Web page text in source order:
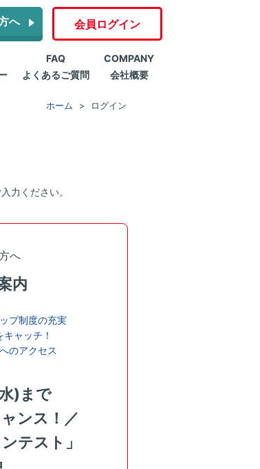
へ 会員ログイン
FAQ
よくあるご質問
COMPANY
会社概要
ホーム ログイン
力ください。
へ
内
プ制度の充実
ャッチ！
のアクセス
)まで
ンス！／
テスト」